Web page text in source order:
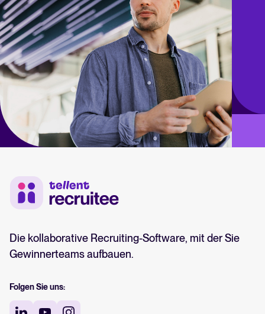
Die kollaborative Recruiting-Software, mit der Sie
Gewinnerteams aufbauen.
Folgen Sie uns: